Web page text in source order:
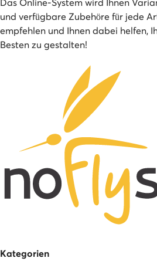
und verfügbare Zubehöre für jede
empfehlen und Ihnen dabei helfen,
Besten zu gestalten!
Kategorien